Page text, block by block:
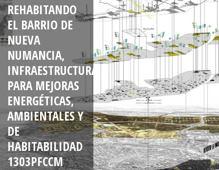
REHABITANDO
EL BARRIO DE
NUEVA
NUMANCIA,
INFRAESTRUCTURA
PARA MEJORAS
ENERGÉTICAS,
AMBIENTALES Y
DE
HABITABILIDAD
1303PFCCM